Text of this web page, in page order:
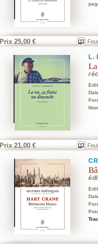
Prix 25,00 €
L.
Prix 21,00 €